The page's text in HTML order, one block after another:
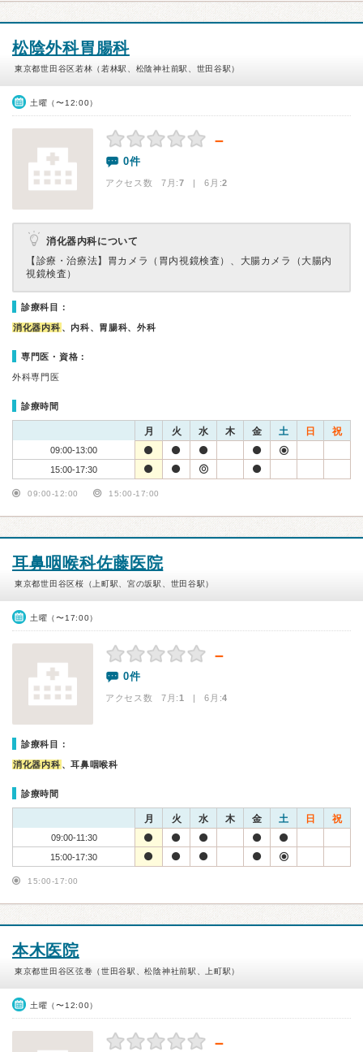
松陰外科胃腸科
東京都世田谷区若林（若林駅、松陰神社前駅、世田谷駅）
土曜（〜12:00）
－
0件
アクセス数 7月:7 | 6月:2
消化器内科について
【診療・治療法】 胃カメラ（胃内視鏡検査）、大腸カメラ（大腸内
視鏡検査）
診療科目：
消化器内科 、内科、胃腸科、外科
専門医・資格：
外科専門医
診療時間
月 火 水 木 金 土 日 祝
09:00-13:00
15:00-17:30
09:00-12:00 15:00-17:00
耳鼻咽喉科佐藤医院
東京都世田谷区桜（上町駅、宮の坂駅、世田谷駅）
土曜（〜17:00）
－
0件
アクセス数 7月:1 | 6月:4
診療科目：
消化器内科 、耳鼻咽喉科
診療時間
月 火 水 木 金 土 日 祝
09:00-11:30
15:00-17:30
15:00-17:00
本木医院
東京都世田谷区弦巻（世田谷駅、松陰神社前駅、上町駅）
土曜（〜12:00）
－